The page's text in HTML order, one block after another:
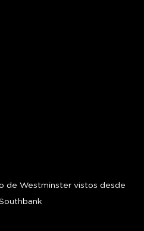
de Westminster vistos desde